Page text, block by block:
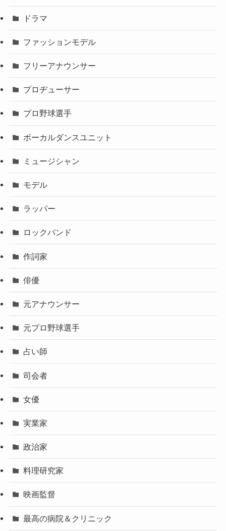
ドラマ
ファッションモデル
フリーアナウンサー
プロヂューサー
プロ野球選手
ボーカルダンスユニット
ミュージシャン
モデル
ラッパー
ロックバンド
作詞家
俳優
元アナウンサー
元プロ野球選手
占い師
司会者
女優
実業家
政治家
料理研究家
映画監督
最高の病院＆クリニック